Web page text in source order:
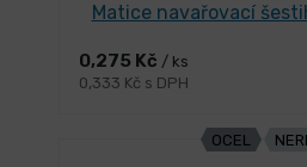
Matice navařovací
0,275 Kč / ks
0,333 Kč s DPH
OCEL